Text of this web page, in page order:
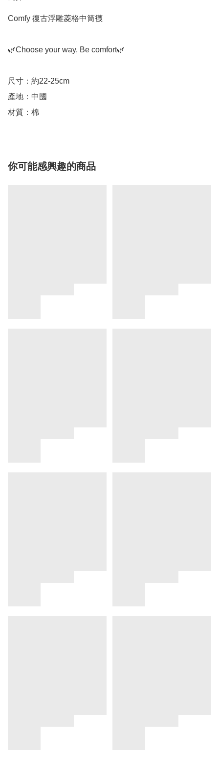
Comfy 復古浮雕菱格中筒襪
🌿Choose your way, Be comfort🌿
尺寸：約22-25cm
產地：中國
材質：棉
你可能感興趣的商品